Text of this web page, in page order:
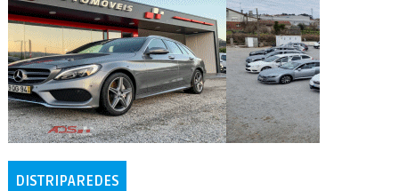
DISTRIPAREDES